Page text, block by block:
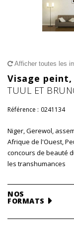
Afficher toutes les
Visage
TUUL ET
Référence : 0241134
Niger, Gerewol,
Afrique de l'Ouest,
concours de beauté
les transhumances
NOS
FORMATS